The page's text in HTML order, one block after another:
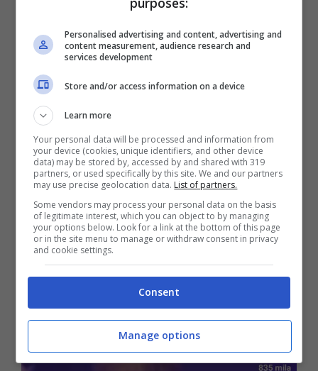
Personalised advertising and content, advertising and
content measurement, audience research and
services development
Store and/or access information on a device
Learn more
Your personal data will be processed and information from
your device (cookies, unique identifiers, and other device
data) may be stored by, accessed by and shared with 319
partners, or used specifically by this site. We and our partners
may use precise geolocation data. List of partners.
Some vendors may process your personal data on the basis
of legitimate interest, which you can object to by managing
your options below. Look for a link at the bottom of this page
or in the site menu to manage or withdraw consent in privacy
and cookie settings.
Consent
Manage options